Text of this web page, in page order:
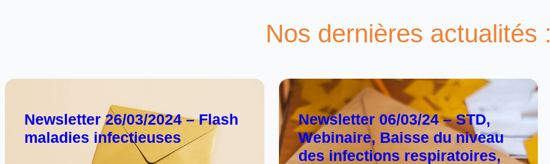
Nos dernières actualités :
Newsletter 26/03/2024 – Flash
maladies infectieuses
Newsletter 06/03/24 – STD,
Webinaire, Baisse du niveau
des infections respiratoires,